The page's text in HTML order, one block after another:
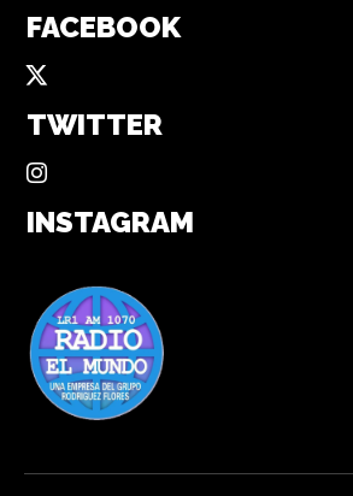
FACEBOOK
TWITTER
INSTAGRAM